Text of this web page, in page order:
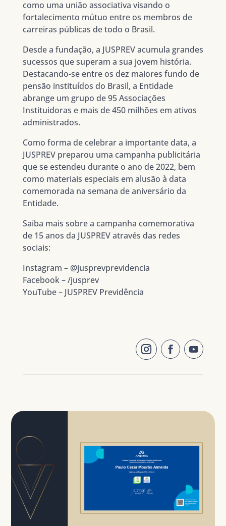
como uma união associativa visando o
fortalecimento mútuo entre os membros de
carreiras públicas de todo o Brasil.
Desde a fundação, a JUSPREV acumula grandes
sucessos que superam a sua jovem história.
Destacando-se entre os dez maiores fundo de
pensão instituídos do Brasil, a Entidade
abrange um grupo de 95 Associações
Instituidoras e mais de 450 milhões em ativos
administrados.
Como forma de celebrar a importante data, a
JUSPREV preparou uma campanha publicitária
que se estendeu durante o ano de 2022, bem
como materiais especiais em alusão à data
comemorada na semana de aniversário da
Entidade.
Saiba mais sobre a campanha comemorativa
de 15 anos da JUSPREV através das redes
sociais:
Instagram – @jusprevprevidencia
Facebook – /jusprev
YouTube – JUSPREV Previdência